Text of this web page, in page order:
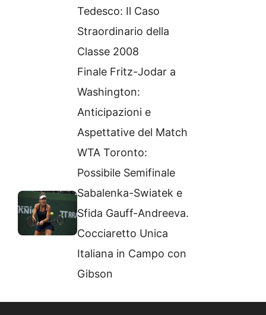
Tedesco: Il Caso
Straordinario della
Classe 2008
Finale Fritz-Jodar a
Washington:
Anticipazioni e
Aspettative del Match
WTA Toronto:
Possibile Semifinale
Sabalenka-Swiatek e
Sfida Gauff-Andreeva.
Cocciaretto Unica
Italiana in Campo con
Gibson